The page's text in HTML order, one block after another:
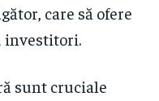
care să ofere
investitori.
sunt cruciale